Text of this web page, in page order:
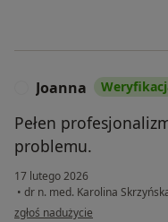
Joanna
Pełen
problemu.
17 lutego 2026
• dr n. med. Karolina
w opinii użytkownika Joanna
zgłoś nadużycie